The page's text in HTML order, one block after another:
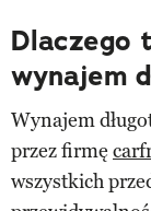
Dlaczego
wynajem
Wynajem
przez firmę
wszystkich